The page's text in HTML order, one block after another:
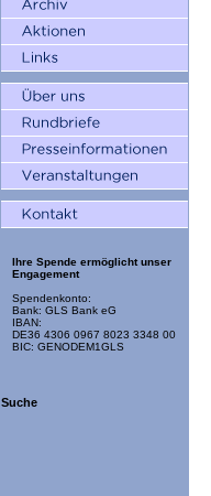
Ihre Spende ermöglicht unser
Engagement
Spendenkonto:
Bank: GLS Bank eG
IBAN:
DE36 4306 0967 8023 3348 00
BIC: GENODEM1GLS
Suche